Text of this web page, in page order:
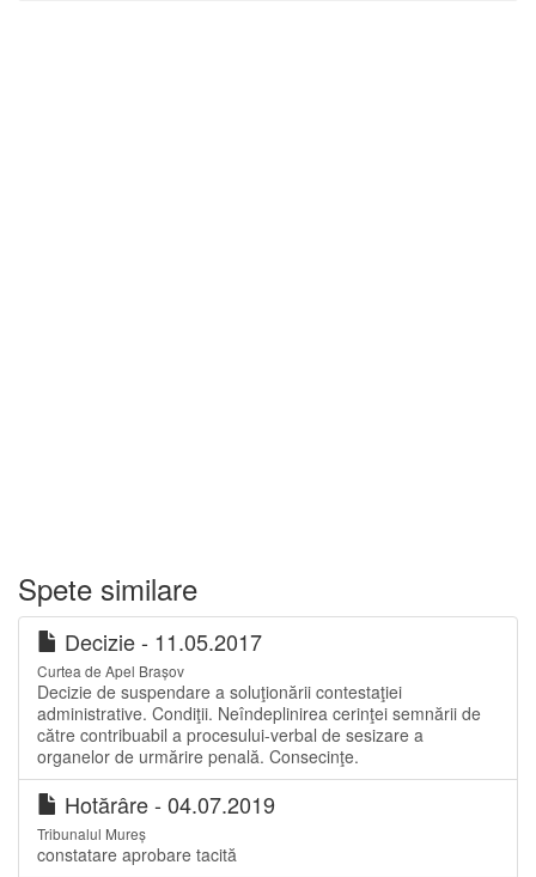
Spete similare
Decizie - 11.05.2017
Curtea de Apel Brașov
Decizie de suspendare a soluţionării contestaţiei
administrative. Condiţii. Neîndeplinirea cerinţei semnării de
către contribuabil a procesului-verbal de sesizare a
organelor de urmărire penală. Consecinţe.
Hotărâre - 04.07.2019
Tribunalul Mureș
constatare aprobare tacită